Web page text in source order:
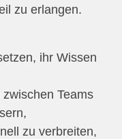
zu erlangen.
ihr Wissen
Teams
zu verbreiten,